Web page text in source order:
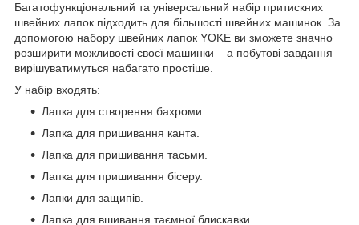
Багатофункціональний та універсальний набір притискних
швейних лапок підходить для більшості швейних машинок. За
допомогою набору швейних лапок YOKE ви зможете значно
розширити можливості своєї машинки – а побутові завдання
вирішуватимуться набагато простіше.
У набір входять:
Лапка для створення бахроми.
Лапка для пришивання канта.
Лапка для пришивання тасьми.
Лапка для пришивання бісеру.
Лапки для защипів.
Лапка для вшивання таємної блискавки.